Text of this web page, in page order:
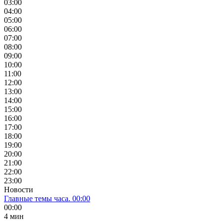
03:00
04:00
05:00
06:00
07:00
08:00
09:00
10:00
11:00
12:00
13:00
14:00
15:00
16:00
17:00
18:00
19:00
20:00
21:00
22:00
23:00
Новости
Главные темы часа. 00:00
00:00
4 мин